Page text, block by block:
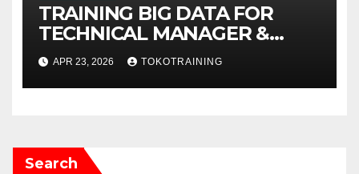
TRAINING BIG DATA FOR
TECHNICAL MANAGER &
DECISION MAKERS
APR 23, 2026 TOKOTRAINING
Search